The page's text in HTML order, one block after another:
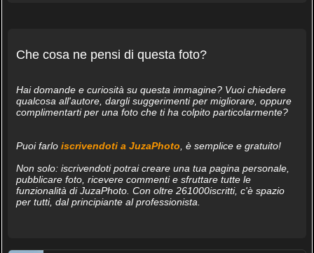
Che cosa ne pensi di questa foto?
Hai domande e curiosità su questa immagine? Vuoi chiedere
qualcosa all'autore, dargli suggerimenti per migliorare, oppure
complimentarti per una foto che ti ha colpito particolarmente?
Puoi farlo iscrivendoti a JuzaPhoto , è semplice e gratuito!
Non solo: iscrivendoti potrai creare una tua pagina personale,
pubblicare foto, ricevere commenti e sfruttare tutte le
funzionalità di JuzaPhoto. Con oltre 261000iscritti, c'è spazio
per tutti, dal principiante al professionista.